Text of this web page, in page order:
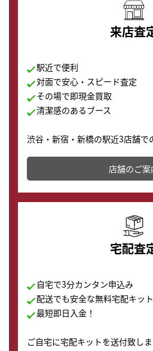
来店査
駅近で便利
対面で安心・スピード査定
その場で即現金買取
清潔感のあるブース
渋谷・新宿・新橋の駅近3店舗で
その場で現金買取致します。渋
店舗を併設しており、下取りに
の購入もできます♪
店舗のご案
宅配査
自宅で3分カンタン申込み
配送でも安全な無料宅配キッ
最短即日入金！
ご自宅に宅配キットを送付致し